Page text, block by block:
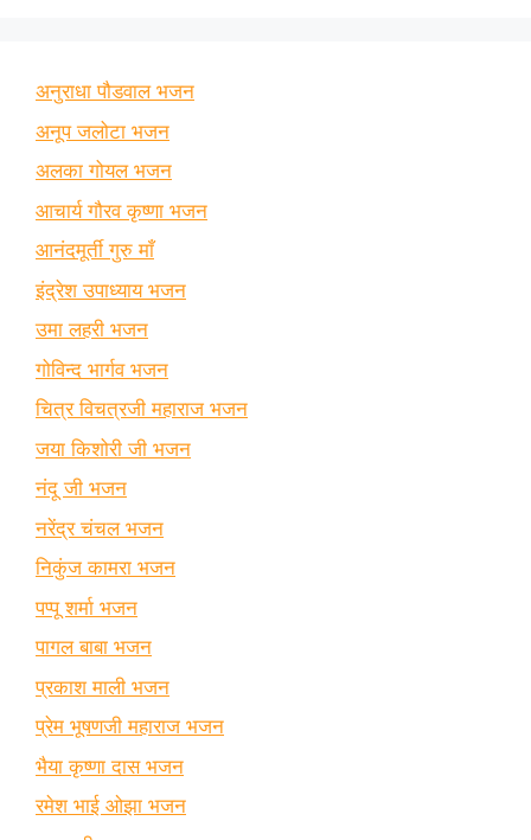
अनुराधा पौडवाल भजन
अनूप जलोटा भजन
अलका गोयल भजन
आचार्य गौरव कृष्णा भजन
आनंदमूर्ती गुरु माँ
इंद्रेश उपाध्याय भजन
उमा लहरी भजन
गोविन्द भार्गव भजन
चित्र विचत्रजी महाराज भजन
जया किशोरी जी भजन
नंदू जी भजन
नरेंद्र चंचल भजन
निकुंज कामरा भजन
पप्पू शर्मा भजन
पागल बाबा भजन
प्रकाश माली भजन
प्रेम भूषणजी महाराज भजन
भैया कृष्णा दास भजन
रमेश भाई ओझा भजन